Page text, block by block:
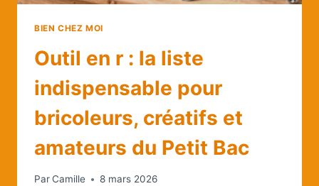
BIEN CHEZ MOI
Outil en r : la liste
indispensable pour
bricoleurs, créatifs et
amateurs du Petit Bac
ParCamille 8 mars 2026